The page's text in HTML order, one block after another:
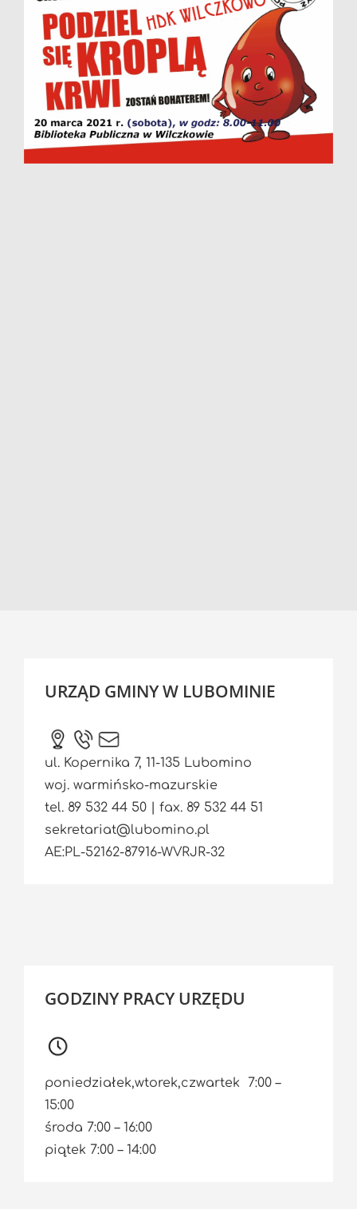
URZĄD GMINY W LUBOMINIE
ul. Kopernika 7, 11-135 Lubomino
woj. warmińsko-mazurskie
tel. 89 532 44 50 | fax. 89 532 44 51
sekretariat@lubomino.pl
AE:PL-52162-87916-WVRJR-32
GODZINY PRACY URZĘDU
poniedziałek,wtorek,czwartek 7:00 –
15:00
środa 7:00 – 16:00
piątek 7:00 – 14:00